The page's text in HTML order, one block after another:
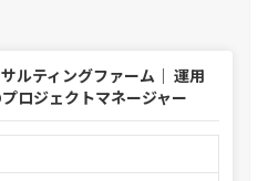
ルティングファーム｜ 運用
ロジェクトマネージャー